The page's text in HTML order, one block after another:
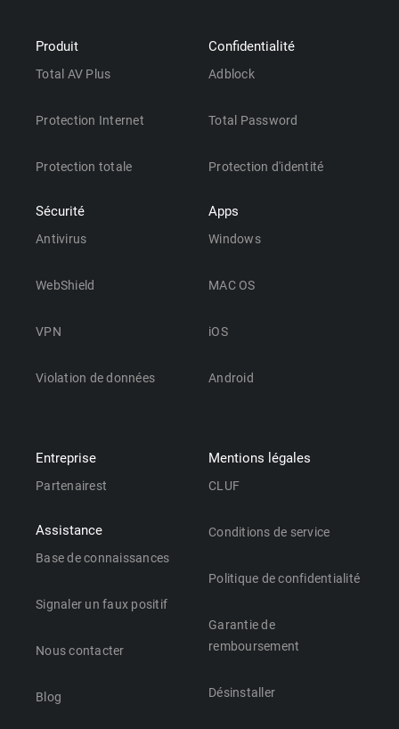
Produit
Total AV Plus
Protection Internet
Protection totale
Sécurité
Antivirus
WebShield
VPN
Violation de données
Confidentialité
Adblock
Total Password
Protection d'identité
Apps
Windows
MAC OS
iOS
Android
Entreprise
Partenairest
Assistance
Base de connaissances
Signaler un faux positif
Nous contacter
Blog
Mentions légales
CLUF
Conditions de service
Politique de confidentialité
Garantie de
remboursement
Désinstaller